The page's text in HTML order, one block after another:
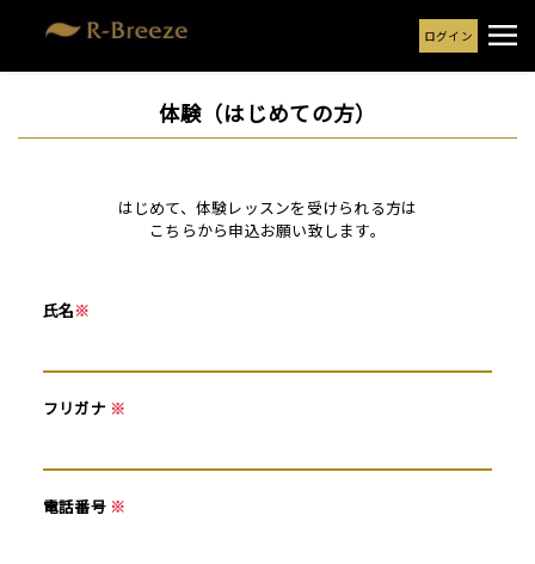
ログイン
体験（はじめての方）
はじめて、体験レッスンを受けられる方は
こちらから申込お願い致します。
氏名※
フリガナ ※
電話番号 ※